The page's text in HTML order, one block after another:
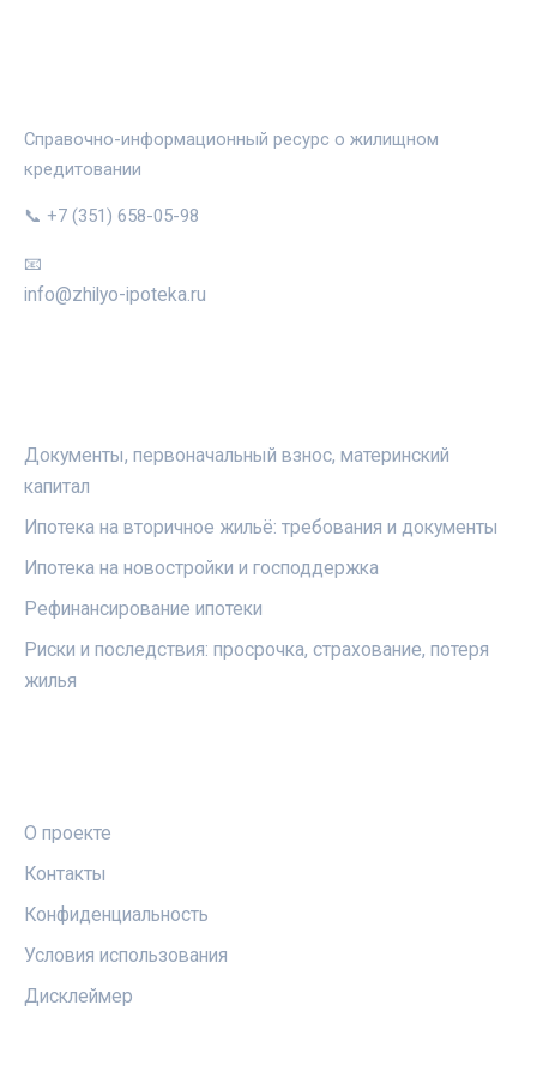
Справочно-информационный ресурс о жилищном
кредитовании
📞 +7 (351) 658-05-98
📧
info@zhilyo-ipoteka.ru
Документы, первоначальный взнос, материнский
капитал
Ипотека на вторичное жильё: требования и документы
Ипотека на новостройки и господдержка
Рефинансирование ипотеки
Риски и последствия: просрочка, страхование, потеря
жилья
О проекте
Контакты
Конфиденциальность
Условия использования
Дисклеймер